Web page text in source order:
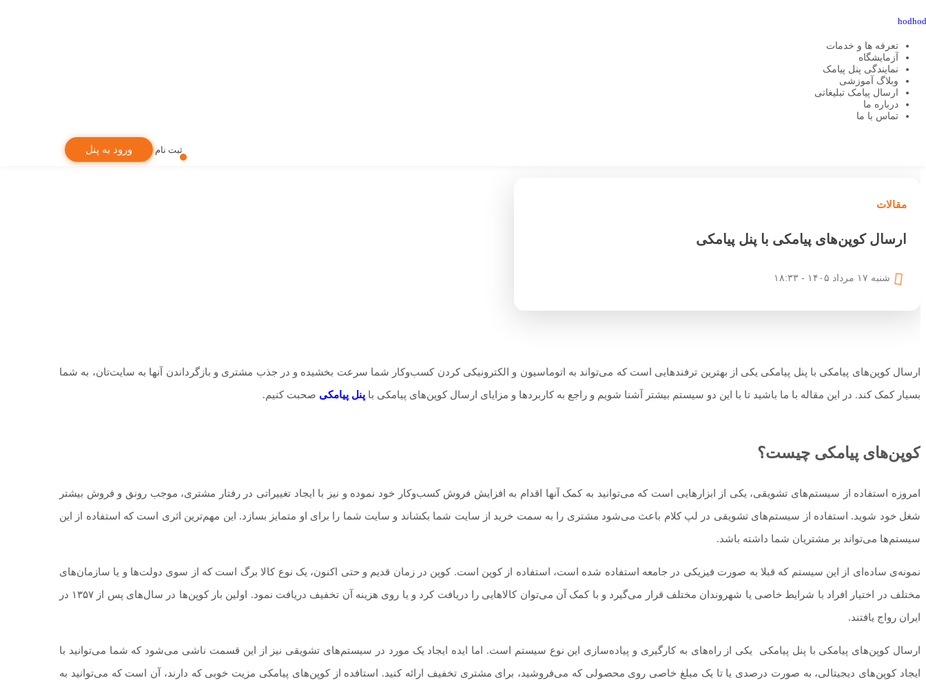
تعرفه ها و خدمات
آزمایشگاه
نمایندگی پنل پیامک
وبلاگ آموزشی
ارسال پیامک تبلیغاتی
درباره ما
تماس با ما
ثبت نام ورود به پنل
هدهد اس ام اس مقالات
مقالات
ارسال کوپن‌های پیامکی با پنل پیامکی
شنبه ۱۷ مرداد ۱۴۰۵ - ۱۸:۳۳
ارسال کوپن‌های پیامکی با پنل پیامکی یکی از بهترین ترفند‌هایی است که می‌تواند به اتوماسیون و الکترونیکی کردن کسب‌و‌کار شما سرعت بخشیده و در جذب مشتری و بازگرداندن آنها به سایت‌تان، به شما
بسیار کمک کند. در این مقاله با ما باشید تا با این دو سیستم بیشتر آشنا شویم و راجع به کاربردها و مزایای ارسال کوپن‌های پیامکی با پنل پیامکی صحبت کنیم.
کوپن‌های پیامکی چیست؟
امروزه استفاده از سیستم‌های تشویقی، یکی از ابزارهایی است که می‌توانید به کمک آنها اقدام به افزایش فروش کسب‌و‌کار خود نموده و نیز با ایجاد تغییراتی در رفتار مشتری، موجب رونق و فروش بیشتر
شغل خود شوید. استفاده از سیستم‌های تشویقی در لپ کلام باعث می‌شود مشتری را به سمت خرید از سایت شما بکشاند و سایت شما را برای او متمایز بسازد. این مهم‌ترین اثری است که استفاده از این
سیستم‌ها می‌تواند بر مشتریان شما داشته باشد.
نمونه‌ی ساده‌ای از این سیستم که قبلا به صورت فیزیکی در جامعه استفاده شده است، استفاده از کوپن است. کوپن در زمان قدیم و حتی اکنون، یک نوع کالا برگ است که از سوی دولت‌ها و یا سازمان‌های
مختلف در اختیار افراد با شرایط خاصی یا شهروندان مختلف قرار می‌گیرد و با کمک آن می‌توان کالاهایی را دریافت کرد و یا روی هزینه آن تخفیف دریافت نمود. اولین بار کوپن‌ها در سال‌های پس از ۱۳۵۷ در
ایران رواج یافتند.
ارسال کوپن‌های پیامکی با پنل پیامکی یکی از راه‌های به کارگیری و پیاده‌سازی این نوع سیستم است. اما ایده ایجاد یک مورد در سیستم‌های تشویقی نیز از این قسمت ناشی می‌شود که شما می‌توانید با
ایجاد کوپن‌های دیجیتالی، به صورت درصدی یا تا یک مبلغ خاصی روی محصولی که می‌فروشید، برای مشتری تخفیف ارائه کنید. استافده از کوپن‌های پیامکی مزیت خوبی که دارند، آن است که می‌توانید به